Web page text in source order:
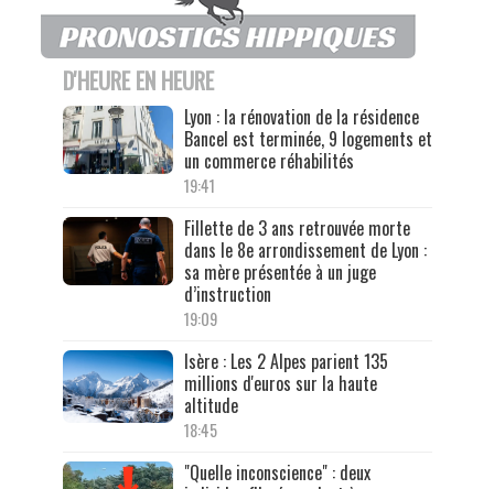
D'HEURE EN HEURE
Lyon : la rénovation de la résidence
Bancel est terminée, 9 logements et
un commerce réhabilités
19:41
Fillette de 3 ans retrouvée morte
dans le 8e arrondissement de Lyon :
sa mère présentée à un juge
d’instruction
19:09
Isère : Les 2 Alpes parient 135
millions d'euros sur la haute
altitude
18:45
"Quelle inconscience" : deux